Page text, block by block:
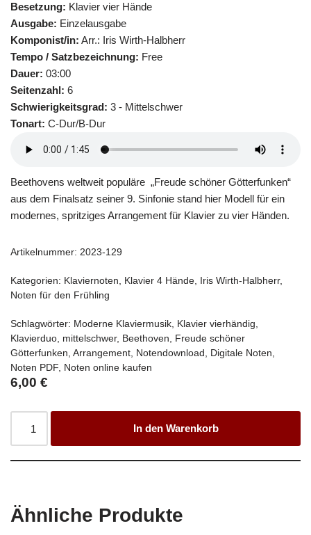
Besetzung: Klavier vier Hände
Ausgabe: Einzelausgabe
Komponist/in: Arr.: Iris Wirth-Halbherr
Tempo / Satzbezeichnung: Free
Dauer: 03:00
Seitenzahl: 6
Schwierigkeitsgrad: 3 - Mittelschwer
Tonart: C-Dur/B-Dur
Beethovens weltweit populäre „Freude schöner Götterfunken“
aus dem Finalsatz seiner 9. Sinfonie stand hier Modell für ein
modernes, spritziges Arrangement für Klavier zu vier Händen.
Artikelnummer: 2023-129
Kategorien: Klaviernoten, Klavier 4 Hände, Iris Wirth-Halbherr,
Noten für den Frühling
Schlagwörter: Moderne Klaviermusik, Klavier vierhändig,
Klavierduo, mittelschwer, Beethoven, Freude schöner
Götterfunken, Arrangement, Notendownload , Digitale Noten,
Noten PDF, Noten online kaufen
6,00 €
In den Warenkorb
Ähnliche Produkte